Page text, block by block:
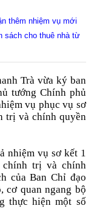
thêm nhiệm vụ mới
sách cho thuê nhà từ
Trà vừa ký ban
tướng Chính phủ
vụ phục vụ sơ
trị và chính quyền
nhiệm vụ sơ kết 1
chính trị và chính
của Ban Chỉ đạo
cơ quan ngang bộ
thực hiện một số